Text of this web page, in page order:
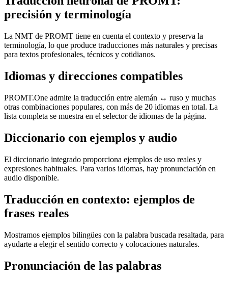
precisión y terminología
La NMT de PROMT tiene en cuenta el contexto y preserva la
terminología, lo que produce traducciones más naturales y precisas
para textos profesionales, técnicos y cotidianos.
Idiomas y direcciones compatibles
PROMT.One admite la traducción entre alemán ↔ ruso y muchas
otras combinaciones populares, con más de 20 idiomas en total. La
lista completa se muestra en el selector de idiomas de la página.
Diccionario con ejemplos y audio
El diccionario integrado proporciona ejemplos de uso reales y
expresiones habituales. Para varios idiomas, hay pronunciación en
audio disponible.
Traducción en contexto: ejemplos de
frases reales
Mostramos ejemplos bilingües con la palabra buscada resaltada, para
ayudarte a elegir el sentido correcto y colocaciones naturales.
Pronunciación de las palabras